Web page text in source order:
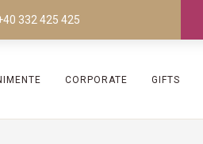
332 425 425
CORPORATE GIFTS